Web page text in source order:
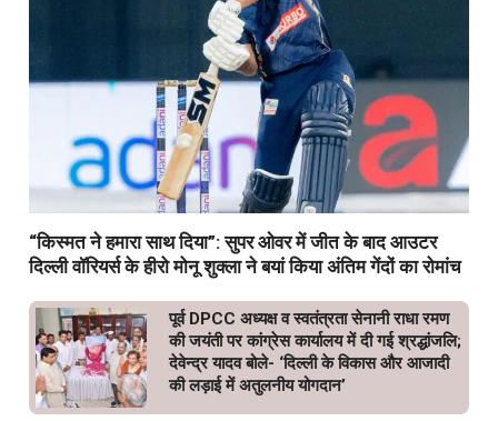
“किस्मत ने हमारा साथ दिया”: सुपर ओवर में जीत के बाद आउटर
दिल्ली वॉरियर्स के हीरो मोनू शुक्ला ने बयां किया अंतिम गेंदों का रोमांच
पूर्व DPCC अध्यक्ष व स्वतंत्रता सेनानी राधा रमण
की जयंती पर कांग्रेस कार्यालय में दी गई श्रद्धांजलि;
देवेन्द्र यादव बोले- ‘दिल्ली के विकास और आजादी
की लड़ाई में अतुलनीय योगदान’